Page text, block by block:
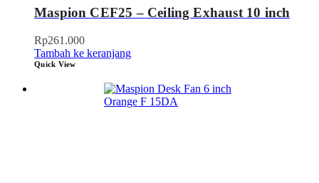
Maspion CEF25 – Ceiling Exhaust 10 inch
Rp261.000
Tambah ke keranjang
Quick View